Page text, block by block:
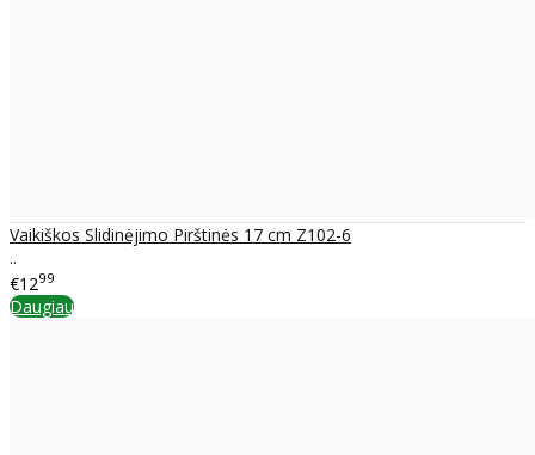
Vaikiškos Slidinėjimo Pirštinės 17 cm Z102-6
..
€1299
Daugiau